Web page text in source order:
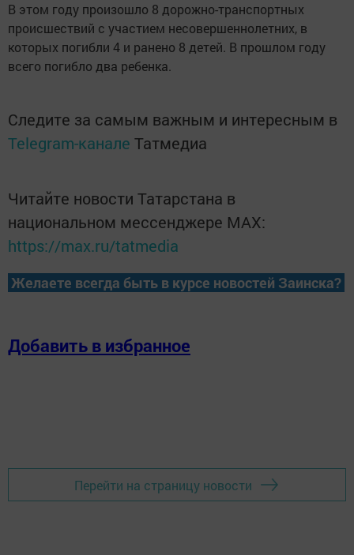
В этом году произошло 8 дорожно-транспортных
происшествий с участием несовершеннолетних, в
которых погибли 4 и ранено 8 детей. В прошлом году
всего погибло два ребенка.
Следите за самым важным и интересным в
Telegram-канале Татмедиа
Читайте новости Татарстана в
национальном мессенджере MАХ:
https://max.ru/tatmedia
Желаете всегда быть в курсе новостей Заинска?
Добавить в избранное
Перейти на страницу новости